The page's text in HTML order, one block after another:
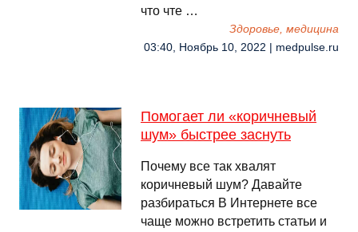
что чте …
Здоровье, медицина
03:40, Ноябрь 10, 2022 | medpulse.ru
Помогает ли «коричневый
шум» быстрее заснуть
Почему все так хвалят
коричневый шум? Давайте
разбираться В Интернете все
чаще можно встретить статьи и